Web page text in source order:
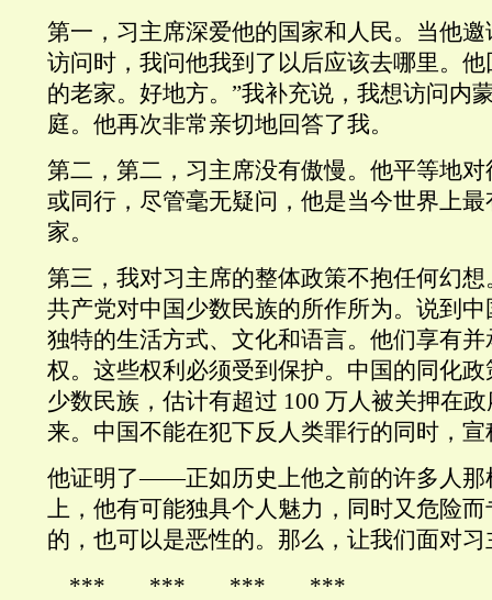
第一， 习主席深爱他的国家和人民。当他
访问时，我问他我到了以后应该去哪里。
的老家。好地方。”我补充说，我想访问内
庭。他再次非常亲切地回答了我。
第二， 第二，习主席没有傲慢。他平等地
或同行，尽管毫无疑问，他是当今世界上
家。
第三， 我对习主席的整体政策不抱任何幻
共产党对中国少数民族的所作所为。说到
独特的生活方式、文化和语言。他们享有
权。这些权利必须受到保护。中国的同化
少数民族，估计有超过 100 万人被关押在
来。中国不能在犯下反人类罪行的同时，
他证明了——正如历史上他之前的许多人
上，他有可能独具个人魅力，同时又危险
的，也可以是恶性的。那么，让我们面对
*** *** *** ***